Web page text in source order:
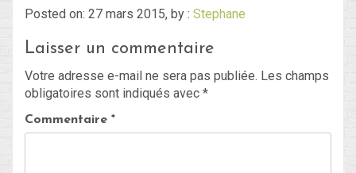
Blog
Non classé
Posted on: 27 mars 2015, by : Stephane
Laisser un commentaire
Votre adresse e-mail ne sera pas publiée. Les champs
obligatoires sont indiqués avec *
Commentaire *